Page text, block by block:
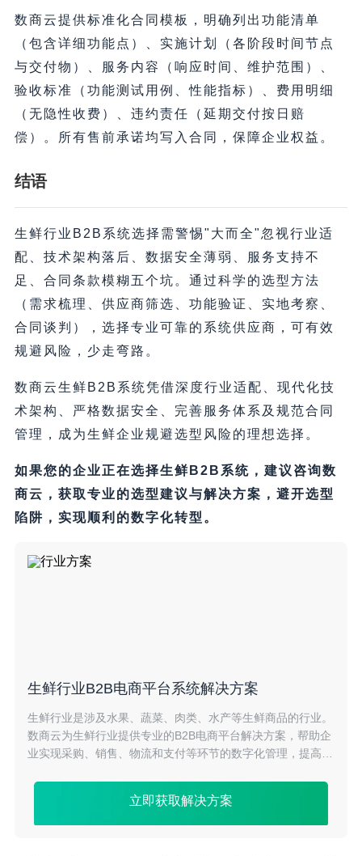
数商云提供标准化合同模板，明确列出功能清单
（包含详细功能点）、实施计划（各阶段时间节点
与交付物）、服务内容（响应时间、维护范围）、
验收标准（功能测试用例、性能指标）、费用明细
（无隐性收费）、违约责任（延期交付按日赔
偿）。所有售前承诺均写入合同，保障企业权益。
结语
生鲜行业B2B系统选择需警惕"大而全"忽视行业适
配、技术架构落后、数据安全薄弱、服务支持不
足、合同条款模糊五个坑。通过科学的选型方法
（需求梳理、供应商筛选、功能验证、实地考察、
合同谈判），选择专业可靠的系统供应商，可有效
规避风险，少走弯路。
数商云生鲜B2B系统凭借深度行业适配、现代化技
术架构、严格数据安全、完善服务体系及规范合同
管理，成为生鲜企业规避选型风险的理想选择。
如果您的企业正在选择生鲜B2B系统，建议咨询数
商云，获取专业的选型建议与解决方案，避开选型
陷阱，实现顺利的数字化转型。
生鲜行业B2B电商平台系统解决方案
生鲜行业是涉及水果、蔬菜、肉类、水产等生鲜商品的行业。
数商云为生鲜行业提供专业的B2B电商平台解决方案，帮助企
业实现采购、销售、物流和支付等环节的数字化管理，提高业
渠道，提高品牌影响力，实现业务持续增长。
立即获取解决方案